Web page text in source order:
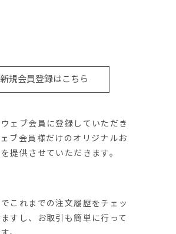
新規会員登録はこちら
ェブ会員に登録していただき
ブ会員様だけのオリジナルお
提供させていただきます。
これまでの注文履歴をチェッ
すし、お取引も簡単に行って